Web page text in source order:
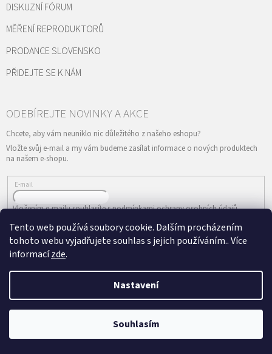
Tento web používá soubory cookie. Dalším procházením
tohoto webu vyjadřujete souhlas s jejich používáním.. Více
informacízde.
Nastavení
Souhlasím
DISKUZNÍ FÓRUM
MĚŘENÍ REPRODUKTORŮ
PRODANCE SLOVENSKO
PŘIDEJTE SE K NÁM
Vložte svůj e-mail a my vám budeme zasílat informace o nových produktech
na našem e-shopu.
E-mail
Vložením e-mailu souhlasíte spodmínkami ochrany osobních údajů
PŘIHLÁSIT SE
vyhrazena.